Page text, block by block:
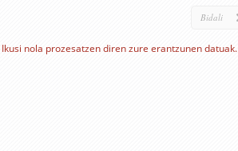
Ikusi nola prozesatzen diren zure erantzunen datuak.